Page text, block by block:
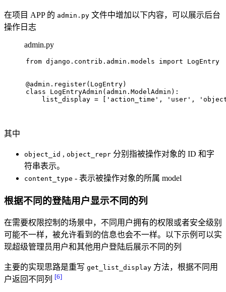
在项目 APP 的 admin.py 文件中增加以下内容，可以展示后台
操作日志
admin.py
from django.contrib.admin.models import LogEntry
@admin.register( LogEntry)
class
LogEntryAdmin (admin.ModelAdmin):
    list_display = [
'action_time' , 'user' ,
其中
object_id , object_repr 分别指被操作对象的 ID 和字
符串表示。
content_type - 表示被操作对象的所属 model
根据不同的登陆用户显示不同的列
在需要权限控制的场景中，不同用户拥有的权限或者安全级别
可能不一样，被允许看到的信息也会不一样。以下示例可以实
现超级管理员用户和其他用户登陆后展示不同的列
主要的实现思路是重写 get_list_display 方法，根据不同用
户返回不同列 [6]